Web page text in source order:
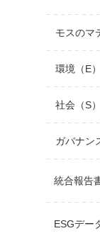
モスのマ
環境（E）
社会（S）
ガバナン
統合報告
ESGデー